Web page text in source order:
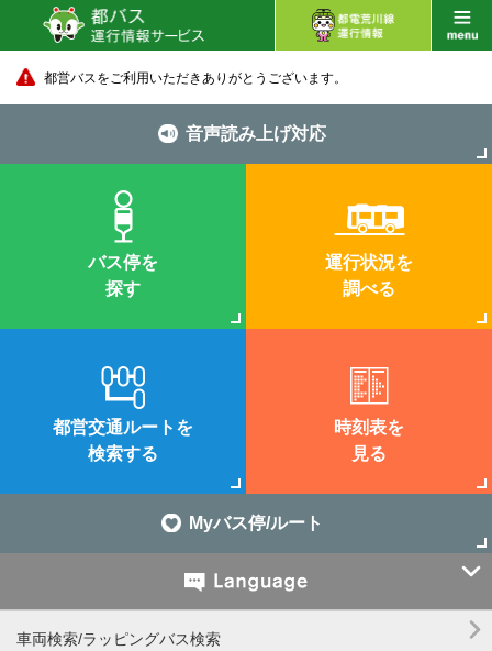
都営バスをご利用いただきありがとうございます。
音声読み上げ対応
バス停を
探す
運行状況を
調べる
都営交通ルートを
検索する
時刻表を
見る
Myバス停/ルート

車両検索/ラッピングバス検索 